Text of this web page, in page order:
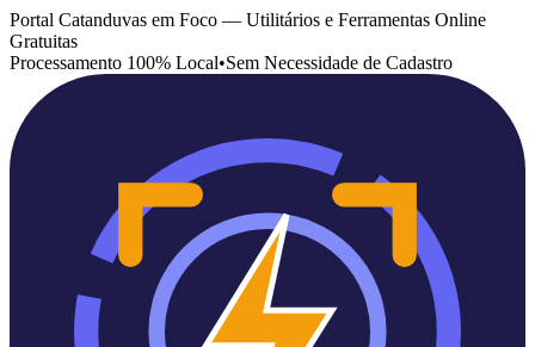
Portal Catanduvas em Foco — Utilitários e Ferramentas Online
Gratuitas
Processamento 100% Local•Sem Necessidade de Cadastro